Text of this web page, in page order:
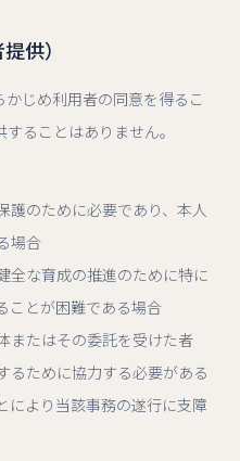
供）
じめ利用者の同意を得るこ
ることはありません。
護のために必要であり、本人
場合
全な育成の推進のために特に
ことが困難である場合
またはその委託を受けた者
るために協力する必要がある
により当該事務の遂行に支障